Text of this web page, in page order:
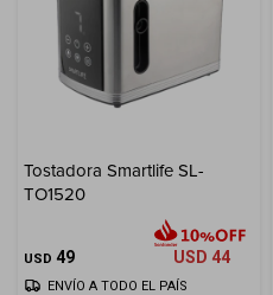
Tostadora Smartlife SL-
TO1520
USD 49 USD 44
ENVÍO A TODO EL PAÍS
TV y Audio
Accesorios
Monitores